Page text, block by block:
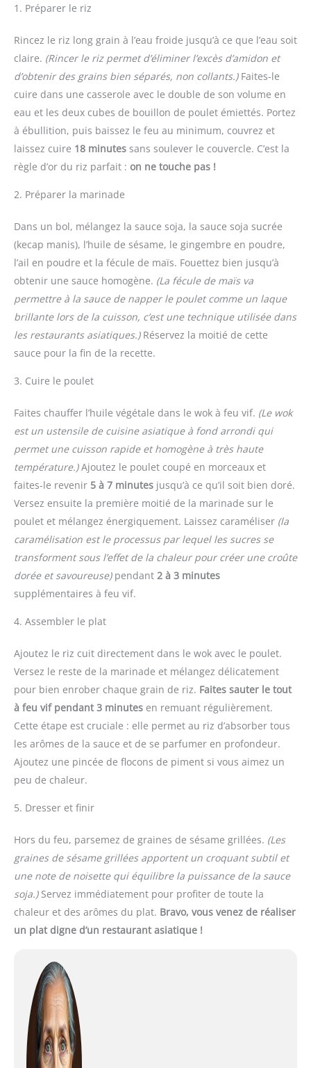
1. Préparer le riz
Rincez le riz long grain à l’eau froide jusqu’à ce que l’eau soit
claire. (Rincer le riz permet d’éliminer l’excès d’amidon et
d’obtenir des grains bien séparés, non collants.)Faites-le
cuire dans une casserole avec le double de son volume en
eau et les deux cubes de bouillon de poulet émiettés. Portez
à ébullition, puis baissez le feu au minimum, couvrez et
laissez cuire 18 minutes sans soulever le couvercle. C’est la
règle d’or du riz parfait : on ne touche pas !
2. Préparer la marinade
Dans un bol, mélangez la sauce soja, la sauce soja sucrée
(kecap manis), l’huile de sésame, le gingembre en poudre,
l’ail en poudre et la fécule de maïs. Fouettez bien jusqu’à
obtenir une sauce homogène. (La fécule de maïs va
permettre à la sauce de napper le poulet comme un laque
brillante lors de la cuisson, c’est une technique utilisée dans
les restaurants asiatiques.)Réservez la moitié de cette
sauce pour la fin de la recette.
3. Cuire le poulet
Faites chauffer l’huile végétale dans le wok à feu vif. (Le wok
est un ustensile de cuisine asiatique à fond arrondi qui
permet une cuisson rapide et homogène à très haute
température.)Ajoutez le poulet coupé en morceaux et
faites-le revenir 5 à 7 minutes jusqu’à ce qu’il soit bien doré.
Versez ensuite la première moitié de la marinade sur le
poulet et mélangez énergiquement. Laissez caraméliser (la
caramélisation est le processus par lequel les sucres se
transforment sous l’effet de la chaleur pour créer une croûte
dorée et savoureuse)pendant 2 à 3 minutes
supplémentaires à feu vif.
4. Assembler le plat
Ajoutez le riz cuit directement dans le wok avec le poulet.
Versez le reste de la marinade et mélangez délicatement
pour bien enrober chaque grain de riz. Faites sauter le tout
à feu vif pendant 3 minutes en remuant régulièrement.
Cette étape est cruciale : elle permet au riz d’absorber tous
les arômes de la sauce et de se parfumer en profondeur.
Ajoutez une pincée de flocons de piment si vous aimez un
peu de chaleur.
5. Dresser et finir
Hors du feu, parsemez de graines de sésame grillées. (Les
graines de sésame grillées apportent un croquant subtil et
une note de noisette qui équilibre la puissance de la sauce
soja.)Servez immédiatement pour profiter de toute la
chaleur et des arômes du plat. Bravo, vous venez de réaliser
un plat digne d’un restaurant asiatique !